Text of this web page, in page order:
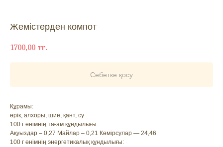
Жемістерден компот
1700,00 тг.
Себетке қосу
Құрамы:
өрік, алхоры, шие, қант, су
100 г өнімнің тағам құндылығы:
Ақуыздар – 0,27 Майлар – 0,21 Көмірсулар — 24,46
100 г өнімнің энергетикалық құндылығы: